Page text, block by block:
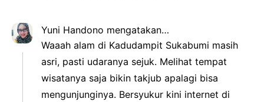
Yuni Handono mengatakan…
Waaah alam di Kadudampit Sukabumi masih
asri, pasti udaranya sejuk. Melihat tempat
wisatanya saja bikin takjub apalagi bisa
mengunjunginya. Bersyukur kini internet di